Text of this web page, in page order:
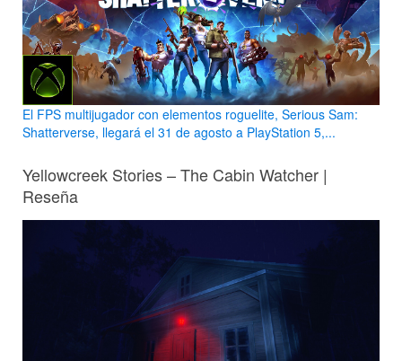
El FPS multijugador con elementos roguelite, Serious Sam:
Shatterverse, llegará el 31 de agosto a PlayStation 5,...
Yellowcreek Stories – The Cabin Watcher |
Reseña